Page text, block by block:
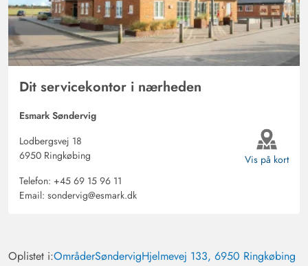
Dit servicekontor i nærheden
Esmark Søndervig
Lodbergsvej 18
6950 Ringkøbing
Telefon: +45 69 15 96 11
Email: sondervig@esmark.dk
Vis på kort
Oplistet i:OmråderSøndervigHjelmevej 133, 6950 Ringkøbing